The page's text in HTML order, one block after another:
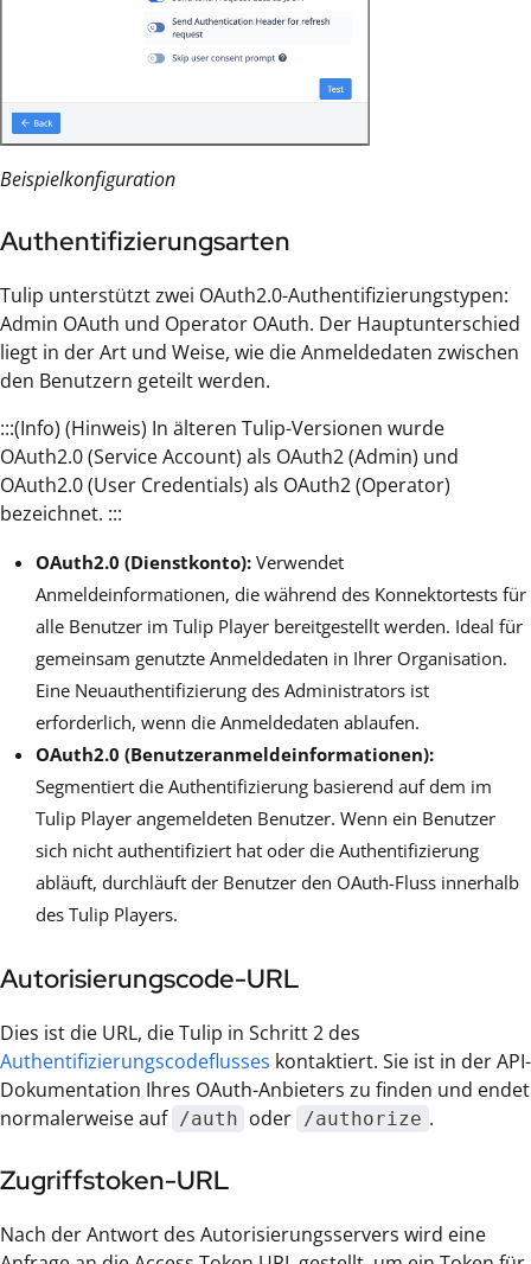
Beispielkonfiguration
Authentifizierungsarten
Tulip unterstützt zwei OAuth2.0-Authentifizierungstypen:
Admin OAuth und Operator OAuth. Der Hauptunterschied
liegt in der Art und Weise, wie die Anmeldedaten zwischen
den Benutzern geteilt werden.
:::(Info) (Hinweis) In älteren Tulip-Versionen wurde
OAuth2.0 (Service Account) als OAuth2 (Admin) und
OAuth2.0 (User Credentials) als OAuth2 (Operator)
bezeichnet. :::
OAuth2.0 (Dienstkonto): Verwendet
Anmeldeinformationen, die während des Konnektortests für
alle Benutzer im Tulip Player bereitgestellt werden. Ideal für
gemeinsam genutzte Anmeldedaten in Ihrer Organisation.
Eine Neuauthentifizierung des Administrators ist
erforderlich, wenn die Anmeldedaten ablaufen.
OAuth2.0 (Benutzeranmeldeinformationen):
Segmentiert die Authentifizierung basierend auf dem im
Tulip Player angemeldeten Benutzer. Wenn ein Benutzer
sich nicht authentifiziert hat oder die Authentifizierung
abläuft, durchläuft der Benutzer den OAuth-Fluss innerhalb
des Tulip Players.
Autorisierungscode-URL
Dies ist die URL, die Tulip in Schritt 2 des
Authentifizierungscodeflusses kontaktiert. Sie ist in der API-
Dokumentation Ihres OAuth-Anbieters zu finden und endet
normalerweise auf /auth oder /authorize .
Zugriffstoken-URL
Nach der Antwort des Autorisierungsservers wird eine